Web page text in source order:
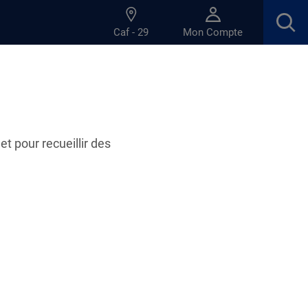
pour recueillir des
Caf - 29 Mon Compte